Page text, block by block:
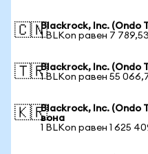
🇨🇳Blackrock, Inc. (Ondo
1 BLKon равен 7
🇹🇷Blackrock, Inc. (Ondo
1 BLKon равен 55
🇰🇷Blackrock, Inc. (Ondo
вона
1 BLKon равен 1 625